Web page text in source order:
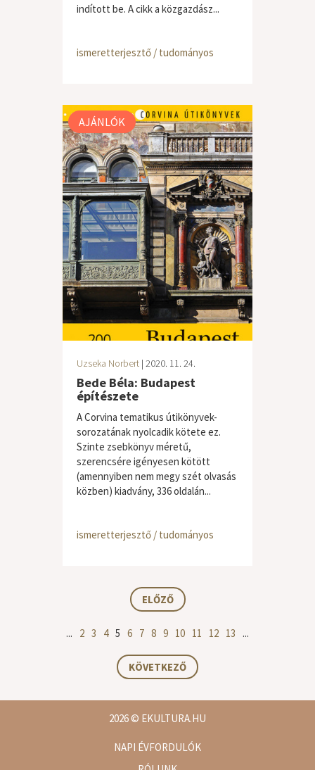
indított be. A cikk a közgazdász...
ismeretterjesztő / tudományos
AJÁNLÓK
Uzseka Norbert | 2020. 11. 24.
Bede Béla: Budapest
építészete
A ​Corvina tematikus útikönyvek-
sorozatának nyolcadik kötete ez.
Szinte zsebkönyv méretű,
szerencsére igényesen kötött
(amennyiben nem megy szét olvasás
közben) kiadvány, 336 oldalán...
ismeretterjesztő / tudományos
ELŐZŐ
... 2 3 4 5 6 7 8 9 10 11 12 13 ...
KÖVETKEZŐ
2026© EKULTURA.HU
NAPI ÉVFORDULÓK